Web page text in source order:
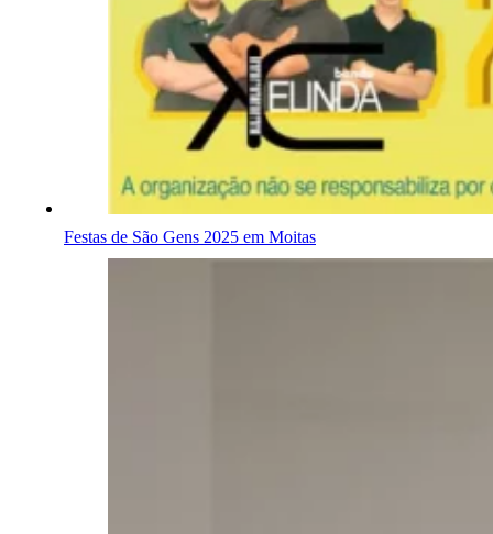
Festas de São Gens 2025 em Moitas